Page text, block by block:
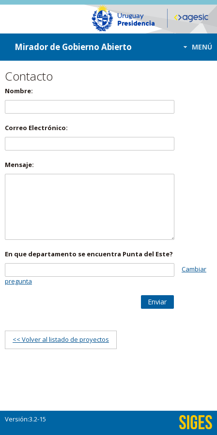
ir a contenido
ir al menú
Mirador de Gobierno Abierto MENÚ
Contacto
Nombre:
Correo Electrónico:
Mensaje:
En que departamento se encuentra Punta del Este?
Cambiar
pregunta
Enviar
<< Volver al listado de proyectos
Versión:3.2-15